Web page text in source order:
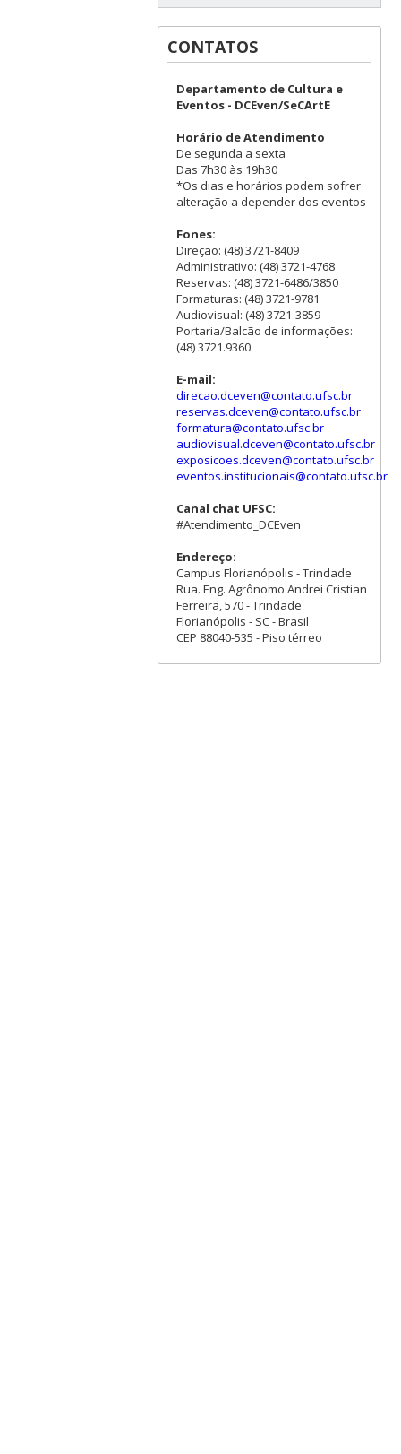
CONTATOS
Departamento de Cultura e
Eventos - DCEven/SeCArtE
Horário de Atendimento
De segunda a sexta
Das 7h30 às 19h30
*Os dias e horários podem sofrer
alteração a depender dos eventos
Fones:
Direção: (48) 3721-8409
Administrativo: (48) 3721-4768
Reservas: (48) 3721-6486/3850
Formaturas: (48) 3721-9781
Audiovisual: (48) 3721-3859
Portaria/Balcão de informações:
(48) 3721.9360
E-mail:
direcao.dceven@contato.ufsc.br
reservas.dceven@contato.ufsc.br
formatura@contato.ufsc.br
audiovisual.dceven@contato.ufsc.br
exposicoes.dceven@contato.ufsc.br
eventos.institucionais@contato.ufsc.br
Canal chat UFSC:
#Atendimento_DCEven
Endereço:
Campus Florianópolis - Trindade
Rua. Eng. Agrônomo Andrei Cristian
Ferreira, 570 - Trindade
Florianópolis - SC - Brasil
CEP 88040-535 - Piso térreo